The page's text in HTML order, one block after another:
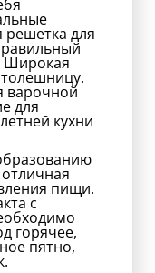
решетка для
Широкая
варочной
для
кухни
пищи.
с
горячее,
пятно,